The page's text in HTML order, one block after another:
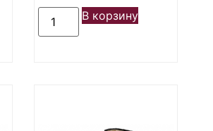
В корзину